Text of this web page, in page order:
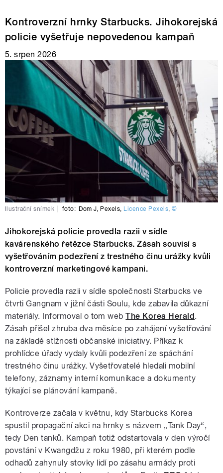
Kontroverzní hrnky Starbucks. Jihokorejská
policie vyšetřuje nepovedenou kampaň
5. srpen 2026
Ilustrační snímek foto: Dom J ,Pexels Licence Pexels ©
Jihokorejská policie provedla razii v sídle
kavárenského řetězce Starbucks. Zásah souvisí s
vyšetřováním podezření z trestného činu urážky kvůli
kontroverzní marketingové kampani.
Policie provedla razii v sídle společnosti Starbucks ve
čtvrti Gangnam v jižní části Soulu, kde zabavila důkazní
materiály. Informoval o tom webThe Korea Herald.
Zásah přišel zhruba dva měsíce po zahájení vyšetřování
na základě stížnosti občanské iniciativy. Příkaz k
prohlídce úřady vydaly kvůli podezření ze spáchání
trestného činu urážky. Vyšetřovatelé hledali mobilní
telefony, záznamy interní komunikace a dokumenty
týkající se plánování kampaně.
Kontroverze začala v květnu, kdy Starbucks Korea
spustil propagační akci na hrnky s názvem „Tank Day“,
tedy Den tanků. Kampaň totiž odstartovala v den výročí
povstání v Kwangdžu z roku 1980, při kterém podle
odhadů zahynuly stovky lidí po zásahu armády proti